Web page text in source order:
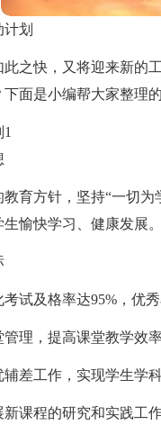
划
此之快，又将迎来新的
面是小编帮大家整理
育方针，坚持“一切
愉快学习、健康发展。
试及格率达95%，优秀
管理，提高课堂教学效
辅差工作，实现学生学
新课程的研究和实践工